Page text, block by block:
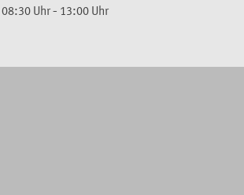
08:30 Uhr- 13:00 Uhr